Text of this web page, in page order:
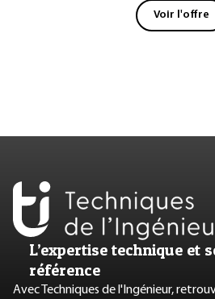
Voir l'offre
L’expertise technique et
référence
Avec Techniques de l'Ingénieur,